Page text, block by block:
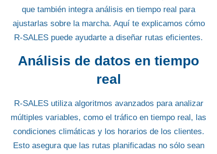
que también integra análisis en tiempo real para
ajustarlas sobre la marcha. Aquí te explicamos cómo
R-SALES puede ayudarte a diseñar rutas eficientes.
Análisis de datos en tiempo
real
R-SALES utiliza algoritmos avanzados para analizar
múltiples variables, como el tráfico en tiempo real, las
condiciones climáticas y los horarios de los clientes.
Esto asegura que las rutas planificadas no sólo sean